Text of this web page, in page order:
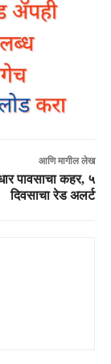
आणि मागील लेख
पावसाचा कहर, ५
दिवसाचा रेड अलर्ट